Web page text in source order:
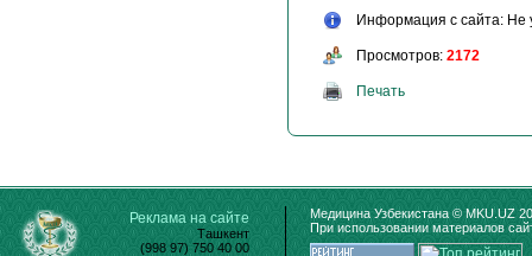
Информация с сайта: Не
Просмотров: 2172
Печать
Реклама на сайте
Ташкент
(998 97) 750 40 00
Медицина Узбекистана © MKU.UZ
При использовании материалов